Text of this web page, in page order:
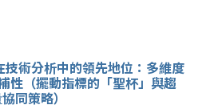
技術分析中的領先地位：多維度
性（擺動指標的「聖杯」與趨
同策略）